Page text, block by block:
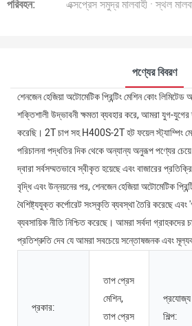
পরিবহন:
এক্সপ্রেস সমুদ্র মালবাহী · স্থল
পণ্যের বিবরণ
শেনজেন হেজিয়া অটোমেটিক প্রিন্টিং মেশিন কোং
শক্তিশালী উদ্ভাবনী ক্ষমতা ব্যবহার করে, আমরা যুগ-
করেছি। 2T চাপ সহ H400S-2T হট ফয়েল স্ট্যাম্পিং
পরিচালনা পদ্ধতির দিক থেকে অন্যান্য অনুরূপ পণ্যের
দ্বারা সর্বসম্মতভাবে স্বীকৃত হয়েছে এবং বাজারের
বৃদ্ধি এবং উন্নয়নের পর, শেনজেন হেজিয়া অটোমেটিক
বৈশিষ্ট্যযুক্ত কর্পোরেট সংস্কৃতি ব্যবস্থা তৈরি করেছে
ব্যবসায়িক নীতি নিশ্চিত করেছে। আমরা সর্বদা
প্রতিশ্রুতি দেব যে আমরা সবচেয়ে সন্তোষজনক এবং
প্রকার:
তাপ প্রেস
মেশিন,
তাপ প্রেস
প্রযোজ্য
শিল্প: